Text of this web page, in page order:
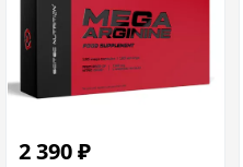
2 390 ₽